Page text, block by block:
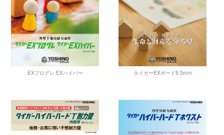
EXプログレ EXハイパー タイガーEXボード9.5mm